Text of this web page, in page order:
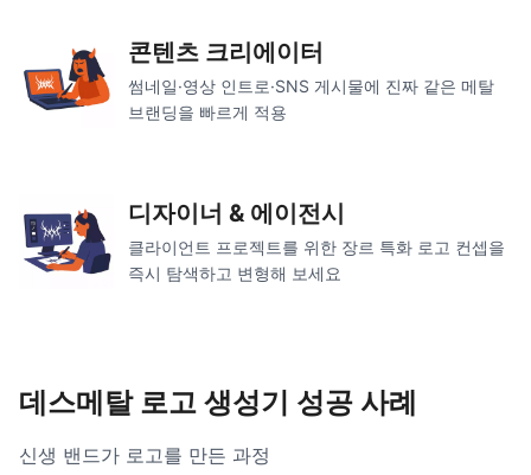
콘텐츠 크리에이터
썸네일·영상 인트로·SNS 게시물에 진짜 같은 메탈
브랜딩을 빠르게 적용
디자이너 & 에이전시
클라이언트 프로젝트를 위한 장르 특화 로고 컨셉을
즉시 탐색하고 변형해 보세요
데스메탈 로고 생성기 성공 사례
신생 밴드가 로고를 만든 과정